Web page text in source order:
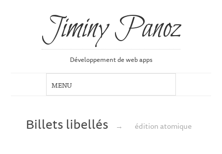
Jiminy Panoz
Développement de web apps
Billets libellés → édition atomique